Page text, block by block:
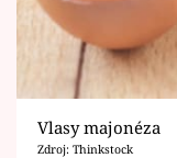
Vlasy majonéza
Zdroj: Thinkstock